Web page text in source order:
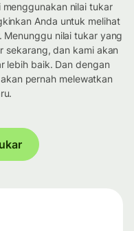
nilai tukar
Anda untuk melihat
nilai tukar yang
sekarang, dan kami akan
lebih baik. Dan dengan
pernah melewatkan